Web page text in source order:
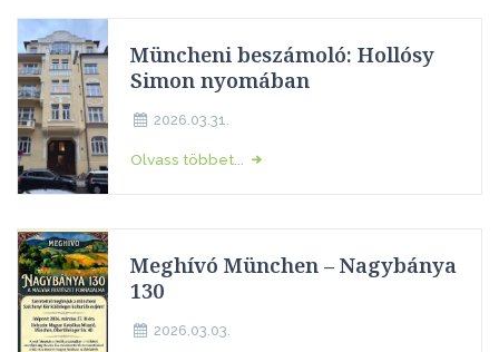
Müncheni beszámoló: Hollósy
Simon nyomában
2026.03.31.
Olvass többet...
Meghívó München – Nagybánya
130
2026.03.03.